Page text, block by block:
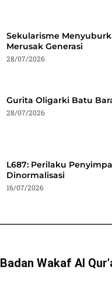
Sekularisme
Merusak Generasi
28/07/2026
Gurita Oligarki Batu
28/07/2026
L687: Perilaku
Dinormalisasi
16/07/2026
Badan Wakaf Al